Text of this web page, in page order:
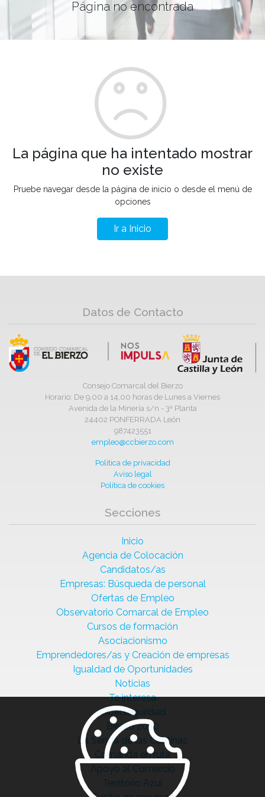
Página no encontrada
La página que ha intentado mostrar
no existe
Pruebe navegar desde la página de inicio o desde el menú de
opciones
Ir a Inicio
Datos de Contacto
Consejo Comarcal del Bierzo
Horario: De 9,00 a 14,00 horas de Lunes a Viernes
Avenida de la Minería s/n - 3ª Planta
24402 PONFERRADA León
987423551
empleo@ccbierzo.com
Política de privacidad
Aviso legal
Política de cookies
Secciones
Inicio
Agencia de Colocación
Candidatos/as
Empresas: Búsqueda de personal
Ofertas de Empleo
Observatorio Comarcal de Empleo
Cursos de formación
Asociacionismo
Emprendedores/as y Creación de empresas
Igualdad de Oportunidades
Noticias
Te interesa
Ciberseguridad
Bierzo 2030
La Senda de las Cantinas
Comanda en ruta
Apoyo al Comercio
Territorio Azul